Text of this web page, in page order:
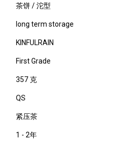
茶饼 / 沱型
long term storage
KINFULRAIN
First Grade
357 克
QS
紧压茶
1 - 2年